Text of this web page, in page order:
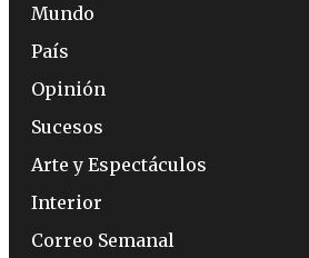
Mundo
País
Opinión
Sucesos
Arte y Espectáculos
Interior
Correo Semanal